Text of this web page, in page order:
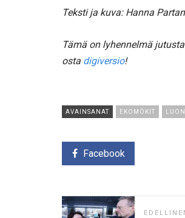
Teksti ja kuva: Hanna
Tämä on lyhennelmä
osta digiversio!
AVAINSANAT EKOMÖKIT
Facebook